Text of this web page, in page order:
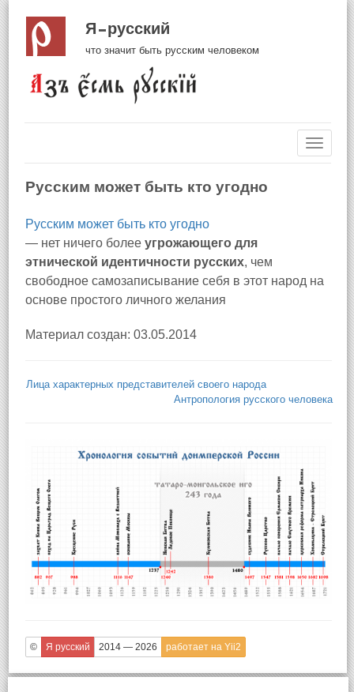
Я русский
что значит быть русским человеком
Русским может быть кто угодно
Русским может быть кто угодно
— нет ничего более угрожающего для
этнической идентичности русских, чем
свободное самозаписывание себя в этот народ на
основе простого личного желания
Материал создан: 03.05.2014
Лица характерных представителей своего народа
Антропология русского человека
© Я русский 2014 — 2026 работает на Yii2